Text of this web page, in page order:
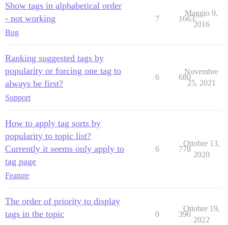
Show tags in alphabetical order
- not working
Bug
7 1663
Maggio 9,
2016
Ranking suggested tags by
popularity or forcing one tag to
always be first?
Support
6 680
Novembre
25, 2021
How to apply tag sorts by
popularity to topic list?
Currently it seems only apply to
tag page
Feature
6 778
Ottobre 13,
2020
The order of priority to display
tags in the topic
0 390
Ottobre 19,
2022